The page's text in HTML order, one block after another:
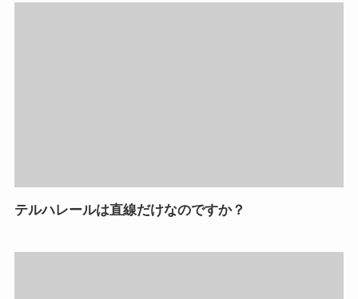
テルハレールは直線だけなのですか？